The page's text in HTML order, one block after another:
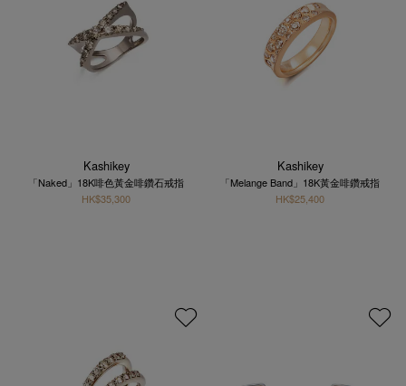
Kashikey
「Naked」18K啡色黃金啡鑽石戒指
HK$35,300
Kashikey
「Melange Band」18K黃金啡鑽戒指
HK$25,400